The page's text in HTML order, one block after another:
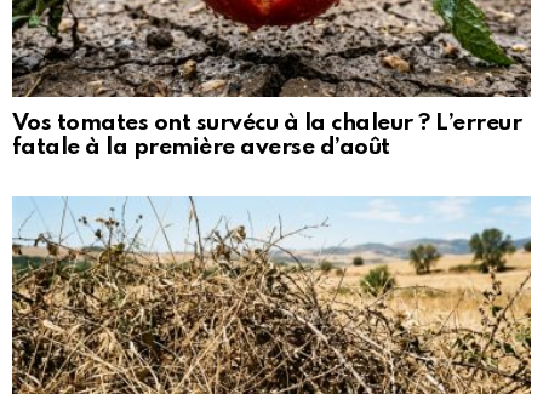
Vos tomates ont survécu à la chaleur ? L’erreur
fatale à la première averse d’août